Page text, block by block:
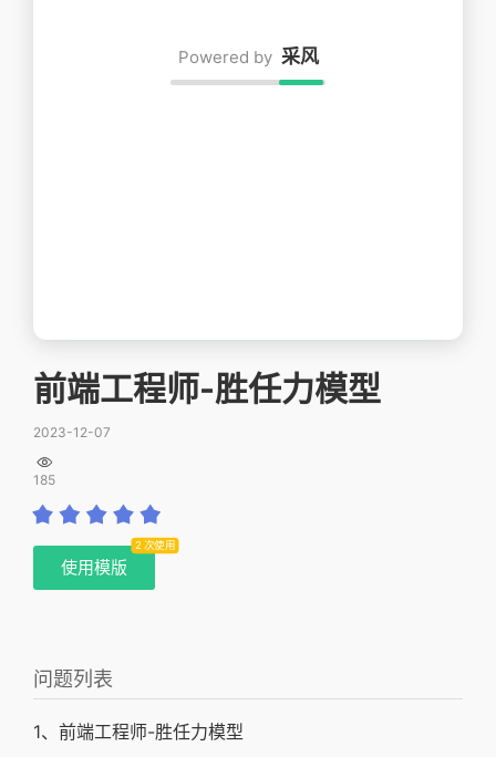
前端工程师-胜任力模型
2023-12-07

185
使用模版
2 次使用
问题列表
1、前端工程师-胜任力模型